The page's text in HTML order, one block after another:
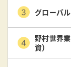
グローバ
野村世界
資）